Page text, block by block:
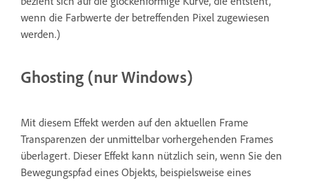
wenn die Farbwerte der betreffenden Pixel zugewiesen
werden.)
Ghosting (nur Windows)
Mit diesem Effekt werden auf den aktuellen Frame
Transparenzen der unmittelbar vorhergehenden Frames
überlagert. Dieser Effekt kann nützlich sein, wenn Sie den
Bewegungspfad eines Objekts, beispielsweise eines